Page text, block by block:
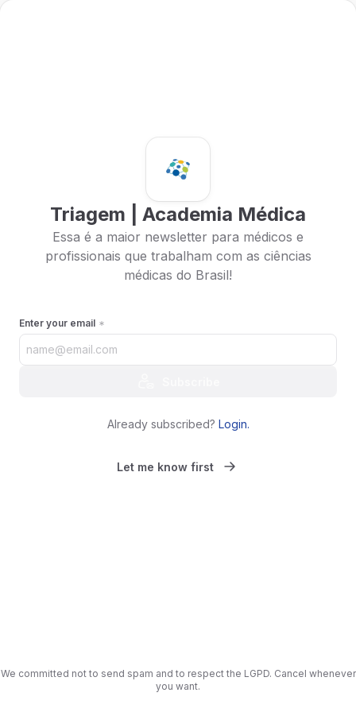
Triagem | Academia Médica
Essa é a maior newsletter para médicos e
profissionais que trabalham com as ciências
médicas do Brasil!
Enter your email
Already subscribed? Login.
Let me know first
We committed not to send spam and to respect the LGPD. Cancel whenever
you want.